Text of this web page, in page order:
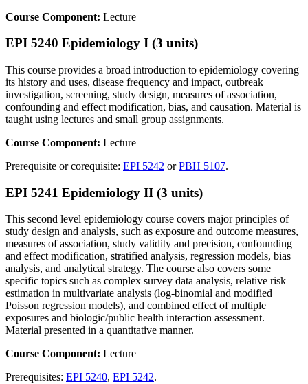
Course Component: Lecture
EPI 5240 Epidemiology I (3 units)
This course provides a broad introduction to epidemiology covering
its history and uses, disease frequency and impact, outbreak
investigation, screening, study design, measures of association,
confounding and effect modification, bias, and causation. Material is
taught using lectures and small group assignments.
Course Component: Lecture
Prerequisite or corequisite: EPI 5242 orPBH 5107.
EPI 5241 Epidemiology II (3 units)
This second level epidemiology course covers major principles of
study design and analysis, such as exposure and outcome measures,
measures of association, study validity and precision, confounding
and effect modification, stratified analysis, regression models, bias
analysis, and analytical strategy. The course also covers some
specific topics such as complex survey data analysis, relative risk
estimation in multivariate analysis (log-binomial and modified
Poisson regression models), and combined effect of multiple
exposures and biologic/public health interaction assessment.
Material presented in a quantitative manner.
Course Component: Lecture
Prerequisites: EPI 5240, EPI 5242.